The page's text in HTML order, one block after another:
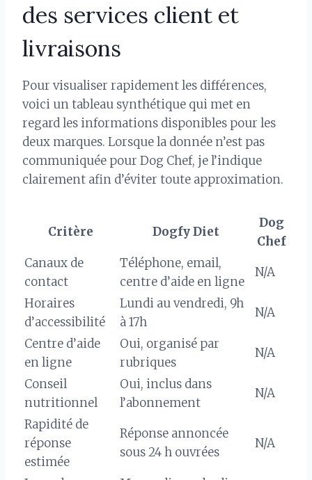
des services client et
livraisons
Pour visualiser rapidement les différences,
voici un tableau synthétique qui met en
regard les informations disponibles pour les
deux marques. Lorsque la donnée n’est pas
communiquée pour Dog Chef, je l’indique
clairement afin d’éviter toute approximation.
Critère Dogfy Diet
Dog
Chef
Canaux de
contact
Téléphone, email,
centre d’aide en ligne
N/A
Horaires
d’accessibilité
Lundi au vendredi, 9h
à 17h
N/A
Centre d’aide
en ligne
Oui, organisé par
rubriques
N/A
Conseil
nutritionnel
Oui, inclus dans
l’abonnement
N/A
Rapidité de
réponse
estimée
Réponse annoncée
sous 24 h ouvrées
N/A